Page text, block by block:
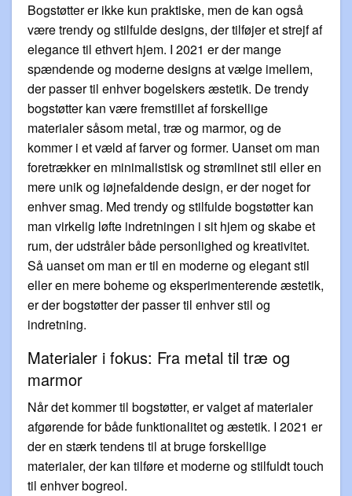
Bogstøtter er ikke kun praktiske, men de kan også
være trendy og stilfulde designs, der tilføjer et strejf af
elegance til ethvert hjem. I 2021 er der mange
spændende og moderne designs at vælge imellem,
der passer til enhver bogelskers æstetik. De trendy
bogstøtter kan være fremstillet af forskellige
materialer såsom metal, træ og marmor, og de
kommer i et væld af farver og former. Uanset om man
foretrækker en minimalistisk og strømlinet stil eller en
mere unik og iøjnefaldende design, er der noget for
enhver smag. Med trendy og stilfulde bogstøtter kan
man virkelig løfte indretningen i sit hjem og skabe et
rum, der udstråler både personlighed og kreativitet.
Så uanset om man er til en moderne og elegant stil
eller en mere boheme og eksperimenterende æstetik,
er der bogstøtter der passer til enhver stil og
indretning.
Materialer i fokus: Fra metal til træ og
marmor
Når det kommer til bogstøtter, er valget af materialer
afgørende for både funktionalitet og æstetik. I 2021 er
der en stærk tendens til at bruge forskellige
materialer, der kan tilføre et moderne og stilfuldt touch
til enhver bogreol.